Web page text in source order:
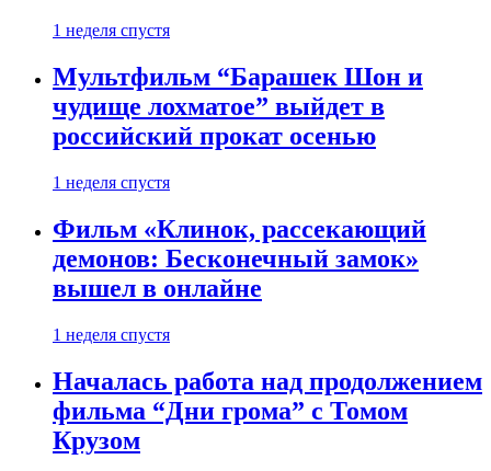
1 неделя спустя
Мультфильм “Барашек Шон и
чудище лохматое” выйдет в
российский прокат осенью
1 неделя спустя
Фильм «Клинок, рассекающий
демонов: Бесконечный замок»
вышел в онлайне
1 неделя спустя
Началась работа над продолжением
фильма “Дни грома” с Томом
Крузом